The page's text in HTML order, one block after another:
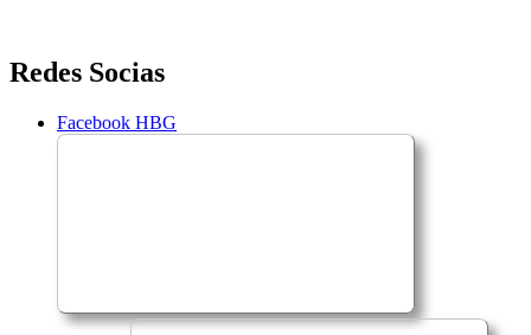
Saltar
para
conteúdo
Redes Socias
Facebook HBG